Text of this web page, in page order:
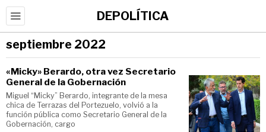
DEPOLÍTICA
septiembre 2022
«Micky» Berardo, otra vez Secretario
General de la Gobernación
Miguel “Micky” Berardo, integrante de la mesa
chica de Terrazas del Portezuelo, volvió a la
función pública como Secretario General de la
Gobernación, cargo